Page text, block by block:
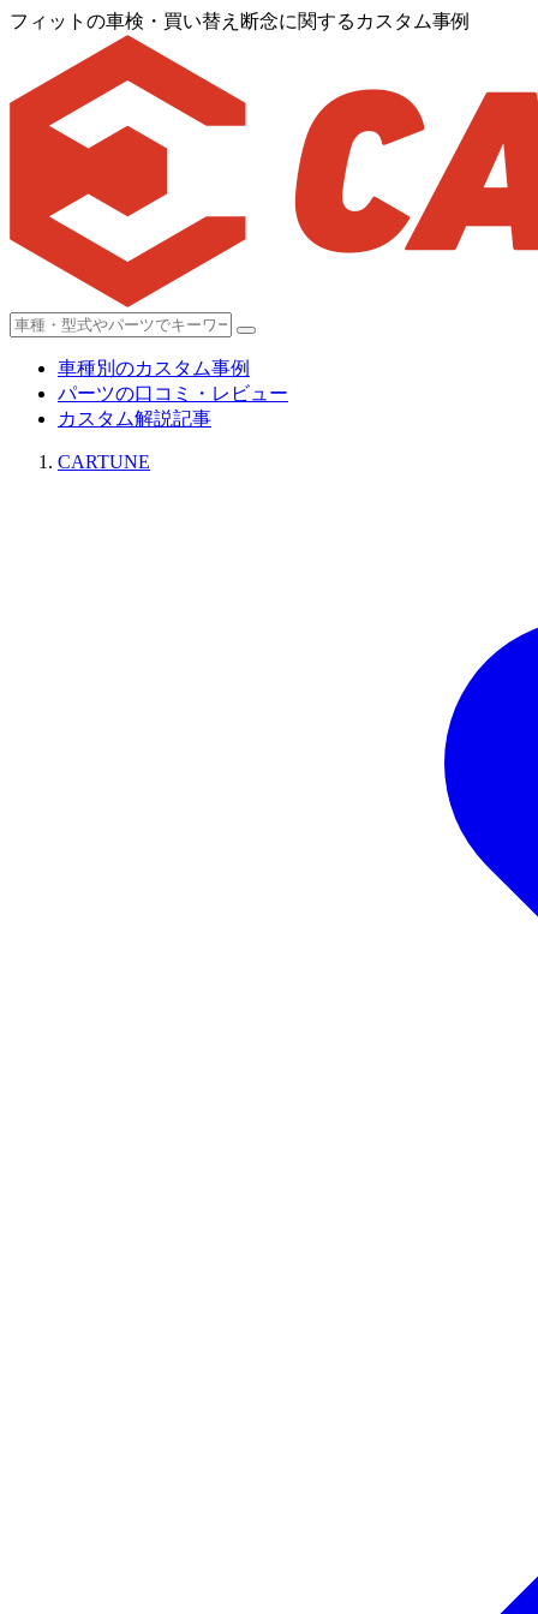
フィットの車検・買い替え断念に関するカスタム事例
車種別のカスタム事例
パーツの口コミ・レビュー
カスタム解説記事
CARTUNE